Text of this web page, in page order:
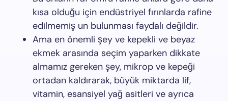
kısa olduğu için endüstriyel fırınlarda rafine
edilmemiş un bulunması faydalı değildir.
Ama en önemli şey ve kepekli ve beyaz
ekmek arasında seçim yaparken dikkate
almamız gereken şey, mikrop ve kepeği
ortadan kaldırarak, büyük miktarda lif,
vitamin, esansiyel yağ asitleri ve ayrıca